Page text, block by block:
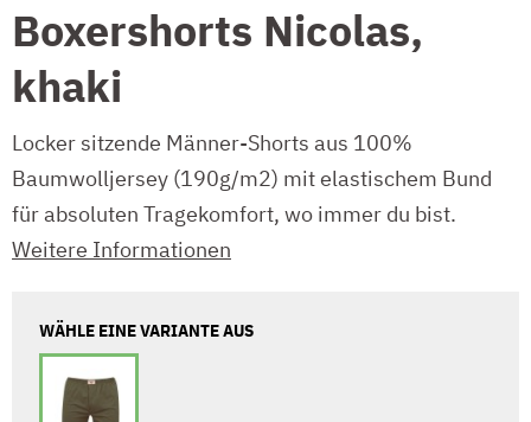
Boxershorts Nicolas,
khaki
Locker sitzende Männer-Shorts aus 100%
Baumwolljersey (190g/m2) mit elastischem Bund
für absoluten Tragekomfort, wo immer du bist.
Weitere Informationen
WÄHLE EINE VARIANTE AUS